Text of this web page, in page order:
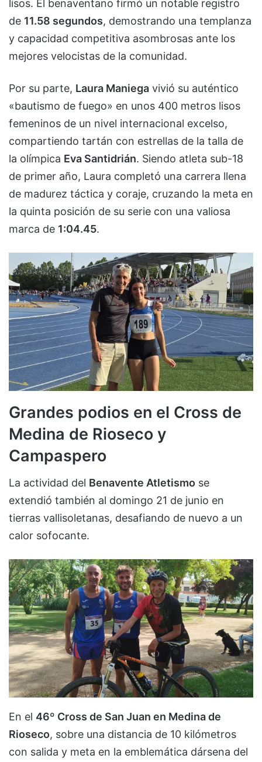
lisos. El benaventano firmó un notable registro
de 11.58 segundos, demostrando una templanza
y capacidad competitiva asombrosas ante los
mejores velocistas de la comunidad.
Por su parte, Laura Maniega vivió su auténtico
«bautismo de fuego» en unos 400 metros lisos
femeninos de un nivel internacional excelso,
compartiendo tartán con estrellas de la talla de
la olímpica Eva Santidrián. Siendo atleta sub-18
de primer año, Laura completó una carrera llena
de madurez táctica y coraje, cruzando la meta en
la quinta posición de su serie con una valiosa
marca de 1:04.45.
Grandes podios en el Cross de
Medina de Rioseco y
Campaspero
La actividad del Benavente Atletismo se
extendió también al domingo 21 de junio en
tierras vallisoletanas, desafiando de nuevo a un
calor sofocante.
En el 46º Cross de San Juan en Medina de
Rioseco, sobre una distancia de 10 kilómetros
con salida y meta en la emblemática dársena del